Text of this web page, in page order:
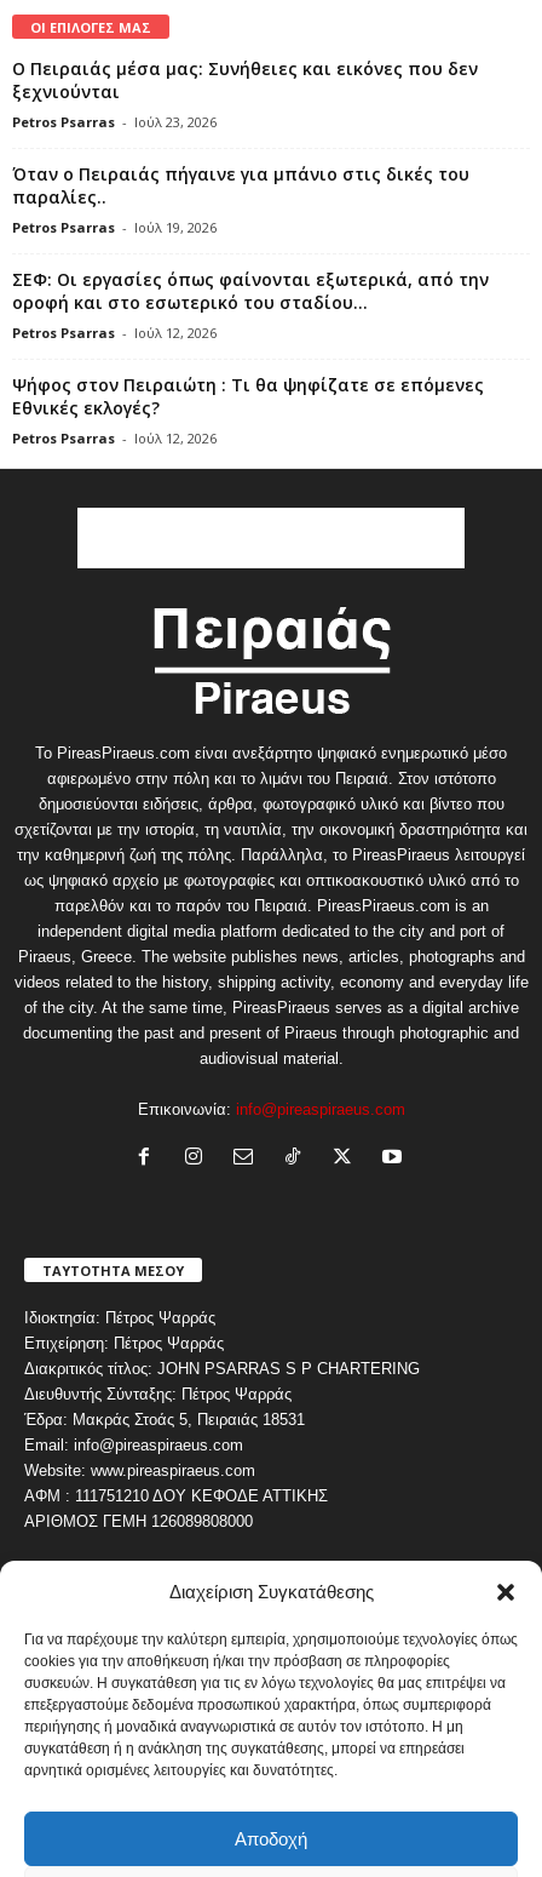
Διαχείριση Συγκατάθεσης
Για να παρέχουμε την καλύτερη εμπειρία, χρησιμοποιούμε τεχνολογίες όπως
cookies για την αποθήκευση ή/και την πρόσβαση σε πληροφορίες
συσκευών. Η συγκατάθεση για τις εν λόγω τεχνολογίες θα μας επιτρέψει να
επεξεργαστούμε δεδομένα προσωπικού χαρακτήρα, όπως συμπεριφορά
περιήγησης ή μοναδικά αναγνωριστικά σε αυτόν τον ιστότοπο. Η μη
συγκατάθεση ή η ανάκληση της συγκατάθεσης, μπορεί να επηρεάσει
αρνητικά ορισμένες λειτουργίες και δυνατότητες.
Αποδοχή
ΟΙ ΕΠΙΛΟΓΕΣ ΜΑΣ
Ο Πειραιάς μέσα μας: Συνήθειες και εικόνες που δεν
ξεχνιούνται
Petros Psarras - Ιούλ 23, 2026
Όταν ο Πειραιάς πήγαινε για μπάνιο στις δικές του
παραλίες..
Petros Psarras - Ιούλ 19, 2026
ΣΕΦ: Οι εργασίες όπως φαίνονται εξωτερικά, από την
οροφή και στο εσωτερικό του σταδίου...
Petros Psarras - Ιούλ 12, 2026
Ψήφος στον Πειραιώτη : Τι θα ψηφίζατε σε επόμενες
Εθνικές εκλογές?
Petros Psarras - Ιούλ 12, 2026
Το PireasPiraeus.com είναι ανεξάρτητο ψηφιακό ενημερωτικό μέσο
αφιερωμένο στην πόλη και το λιμάνι του Πειραιά. Στον ιστότοπο
δημοσιεύονται ειδήσεις, άρθρα, φωτογραφικό υλικό και βίντεο που
σχετίζονται με την ιστορία, τη ναυτιλία, την οικονομική δραστηριότητα και
την καθημερινή ζωή της πόλης. Παράλληλα, το PireasPiraeus λειτουργεί
ως ψηφιακό αρχείο με φωτογραφίες και οπτικοακουστικό υλικό από το
παρελθόν και το παρόν του Πειραιά. PireasPiraeus.com is an
independent digital media platform dedicated to the city and port of
Piraeus, Greece. The website publishes news, articles, photographs and
videos related to the history, shipping activity, economy and everyday life
of the city. At the same time, PireasPiraeus serves as a digital archive
documenting the past and present of Piraeus through photographic and
audiovisual material.
Επικοινωνία: info@pireaspiraeus.com
ΤΑΥΤΟΤΗΤΑ ΜΕΣΟΥ
Ιδιοκτησία: Πέτρος Ψαρράς
Επιχείρηση: Πέτρος Ψαρράς
Διακριτικός τίτλος: JOHN PSARRAS S P CHARTERING
Διευθυντής Σύνταξης: Πέτρος Ψαρράς
Έδρα: Μακράς Στοάς 5, Πειραιάς 18531
Email: info@pireaspiraeus.com
Website: www.pireaspiraeus.com
ΑΦΜ : 111751210 ΔΟΥ ΚΕΦΟΔΕ ΑΤΤΙΚΗΣ
ΑΡΙΘΜΟΣ ΓΕΜΗ 126089808000
ΔΗΜΟΦΙΛΗ ΚΑΤΗΓΟΡΙΑ
ΝΕΑ ΤΟΥ ΠΕΙΡΑΙΑ
ΟΛΥΜΠΙΑΚΟΣ
ΑΛΛΑ ΚΟΙΝΩΝΙΚΑ
ΕΙΔΗΣΕΙΣ ΝΑΥΤΙΛΙΑ
ΟΙΚΟΝΟΜΙΚΑ
ΚΑΛΛΙΤΕΧΝΙΚΑ 822